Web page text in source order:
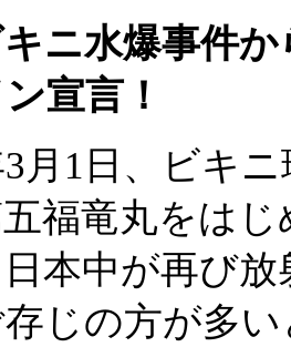
キニ水爆事件
宣言！
3月1日、ビキ
福竜丸をは
本中が再び
じの方が多